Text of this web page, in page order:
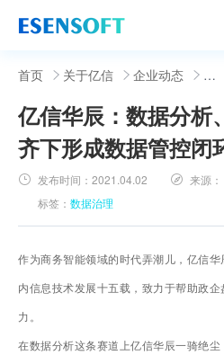
首页
睿治
解决方案
伙伴
社区
关于亿信
首页 关于亿信 企业动态
亿信华辰：数据分析
齐下形成数据管控闭
发布时间：2021.04.02 来源：
标签：数据治理
作为商务智能领域的时代弄潮儿，亿信
内信息技术发展十五载，致力于帮助政
力。
在数据分析这条赛道上亿信华辰一骑绝